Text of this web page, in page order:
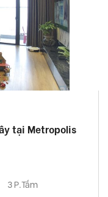
tại Metropolis
3 P.Tắm